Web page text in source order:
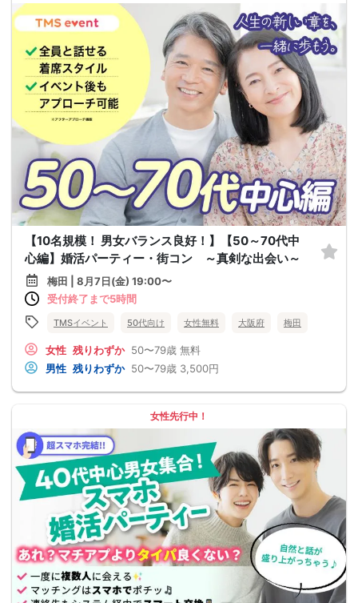
【10名規模！ 男女バランス良好！】【50～70代中
心編】婚活パーティー・街コン ～真剣な出会い～
梅田 | 8月7日(金) 19:00〜
受付終了まで5時間
TMSイベント 50代向け 女性無料 大阪府 梅田
女性 残りわずか 50〜79歳 無料
男性 残りわずか 50〜79歳 3,500円
女性先行中！